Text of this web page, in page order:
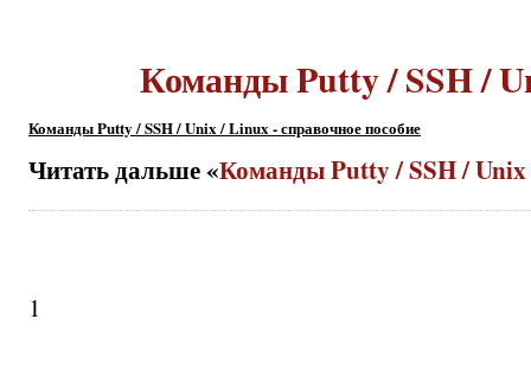
Команды Putty / SSH /
Команды Putty / SSH / Unix / Linux - справочное пособие
Читать дальше «Команды Putty / SSH /
1